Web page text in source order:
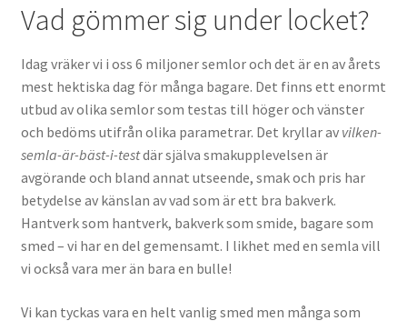
Vad gömmer sig under locket?
Idag vräker vi i oss 6 miljoner semlor och det är en av årets
mest hektiska dag för många bagare. Det finns ett enormt
utbud av olika semlor som testas till höger och vänster
och bedöms utifrån olika parametrar. Det kryllar av vilken-
semla-är-bäst-i-testdär själva smakupplevelsen är
avgörande och bland annat utseende, smak och pris har
betydelse av känslan av vad som är ett bra bakverk.
Hantverk som hantverk, bakverk som smide, bagare som
smed – vi har en del gemensamt. I likhet med en semla vill
vi också vara mer än bara en bulle!
Vi kan tyckas vara en helt vanlig smed men många som